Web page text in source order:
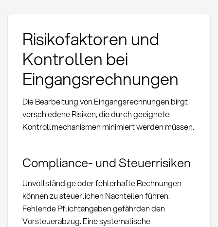
Risikofaktoren und
Kontrollen bei
Eingangsrechnungen
Die Bearbeitung von Eingangsrechnungen birgt
verschiedene Risiken, die durch geeignete
Kontrollmechanismen minimiert werden müssen.
Compliance- und Steuerrisiken
Unvollständige oder fehlerhafte Rechnungen
können zu steuerlichen Nachteilen führen.
Fehlende Pflichtangaben gefährden den
Vorsteuerabzug. Eine systematische